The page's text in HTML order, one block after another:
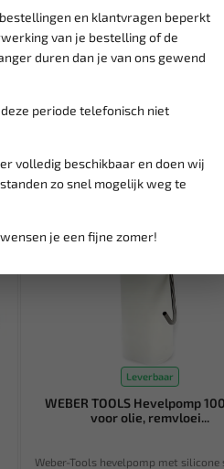
en klantvragen beperkt
van je bestelling of de
duren dan je van ons gewend
periode telefonisch niet
volledig beschikbaar en doen wij
zo snel mogelijk weg te
je een fijne zomer!
Leverbaar
WEBER TOOLS Hevelpomp
voor olie, remvloei...
Weber-Tools hevelpomp met silicone